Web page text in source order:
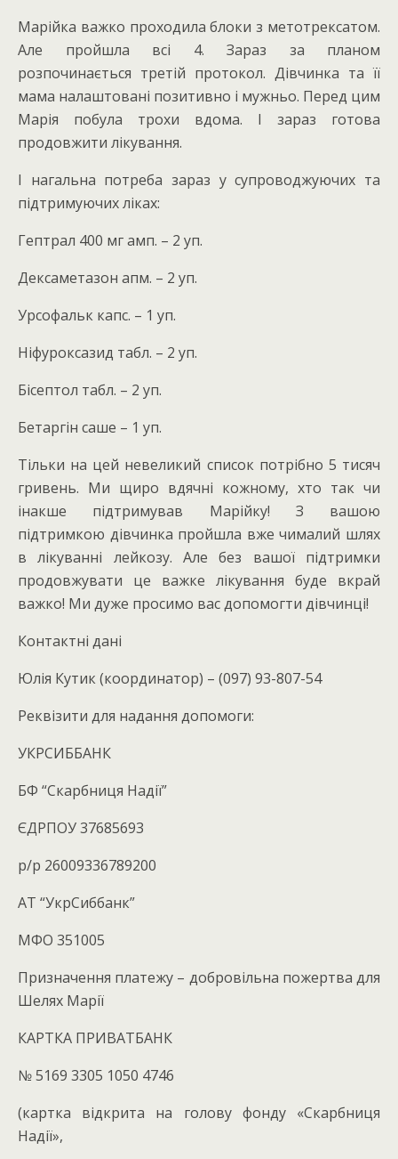
Марійка важко проходила блоки з метотрексатом.
Але пройшла всі 4. Зараз за планом
розпочинається третій протокол. Дівчинка та її
мама налаштовані позитивно і мужньо. Перед цим
Марія побула трохи вдома. І зараз готова
продовжити лікування.
І нагальна потреба зараз у супроводжуючих та
підтримуючих ліках:
Гептрал 400 мг амп. – 2 уп.
Дексаметазон апм. – 2 уп.
Урсофальк капс. – 1 уп.
Ніфуроксазид табл. – 2 уп.
Бісептол табл. – 2 уп.
Бетаргін саше – 1 уп.
Тільки на цей невеликий список потрібно 5 тисяч
гривень. Ми щиро вдячні кожному, хто так чи
інакше підтримував Марійку! З вашою
підтримкою дівчинка пройшла вже чималий шлях
в лікуванні лейкозу. Але без вашої підтримки
продовжувати це важке лікування буде вкрай
важко! Ми дуже просимо вас допомогти дівчинці!
Контактні дані
Юлія Кутик (координатор) – (097) 93-807-54
Реквізити для надання допомоги:
УКРСИББАНК
БФ “Скарбниця Надії”
ЄДРПОУ 37685693
р/р 26009336789200
АТ “УкрСиббанк”
МФО 351005
Призначення платежу – добровільна пожертва для
Шелях Марії
КАРТКА ПРИВАТБАНК
№ 5169 3305 1050 4746
(картка відкрита на голову фонду «Скарбниця
Надії»,